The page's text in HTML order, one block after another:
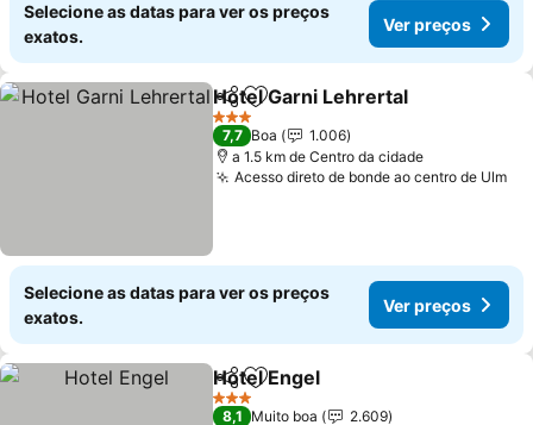
Selecione as datas para ver os preços
exatos.
Ver preços
PartilharAdicionar aos favoritos
Hotel Garni Lehrertal
3 Estrelas
7,7 Boa
1.006
a 1.5 km de Centro da cidade
Acesso direto de bonde ao centro de Ulm
Selecione as datas para ver os preços
exatos.
Ver preços
PartilharAdicionar aos favoritos
Hotel Engel
3 Estrelas
8,1 Muito boa 2.609